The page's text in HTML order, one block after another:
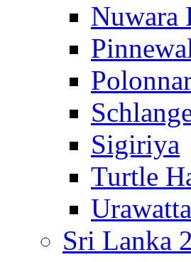
Nuwara
Sigiriya
Turtle
Urawatta
Sri Lanka